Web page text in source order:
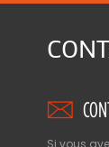
Si vous